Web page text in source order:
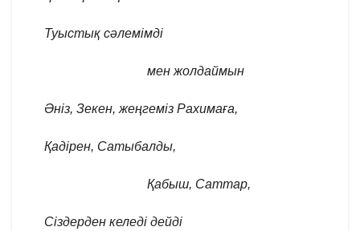
Туыстық сәлемімді
мен жолдаймын
Әніз, Зекен, жеңгеміз Рахимаға,
Қадірен, Сатыбалды,
Қабыш, Саттар,
Сіздерден келеді дейді